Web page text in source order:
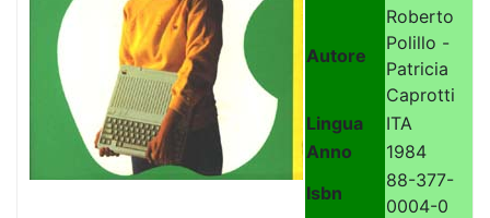
Autore
Roberto
Polillo -
Patricia
Caprotti
Lingua
ITA
Anno
1984
Isbn
88-377-
0004-0